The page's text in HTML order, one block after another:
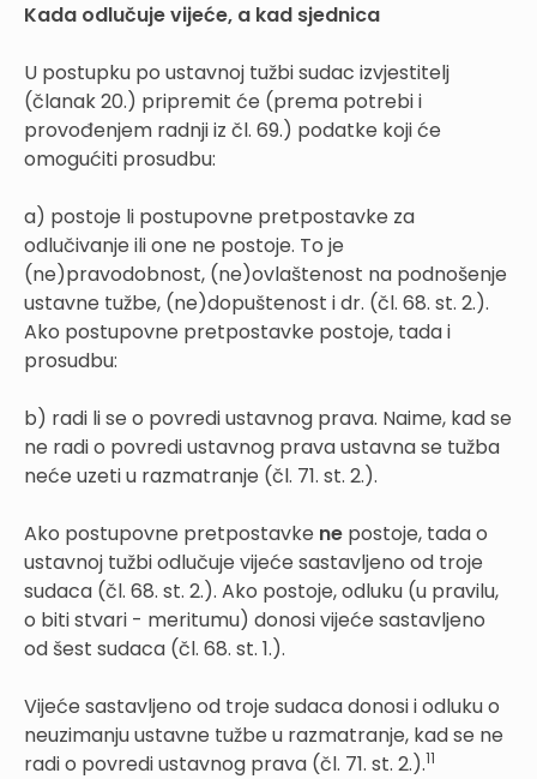
Kada odlučuje vijeće, a kad sjednica
U postupku po ustavnoj tužbi sudac izvjestitelj
(članak 20.) pripremit će (prema potrebi i
provođenjem radnji iz čl. 69.) podatke koji će
omogućiti prosudbu:
a) postoje li postupovne pretpostavke za
odlučivanje ili one ne postoje. To je
(ne)pravodobnost, (ne)ovlaštenost na podnošenje
ustavne tužbe, (ne)dopuštenost i dr. (čl. 68. st. 2.).
Ako postupovne pretpostavke postoje, tada i
prosudbu:
b) radi li se o povredi ustavnog prava. Naime, kad se
ne radi o povredi ustavnog prava ustavna se tužba
neće uzeti u razmatranje (čl. 71. st. 2.).
Ako postupovne pretpostavke ne postoje, tada o
ustavnoj tužbi odlučuje vijeće sastavljeno od troje
sudaca (čl. 68. st. 2.). Ako postoje, odluku (u pravilu,
o biti stvari - meritumu) donosi vijeće sastavljeno
od šest sudaca (čl. 68. st. 1.).
Vijeće sastavljeno od troje sudaca donosi i odluku o
neuzimanju ustavne tužbe u razmatranje, kad se ne
radi o povredi ustavnog prava (čl. 71. st. 2.).11